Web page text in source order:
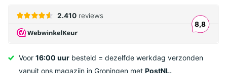
Voor 16:00 uur besteld = dezelfde werkdag verzonden
vanuit ons magazijn in Groningen met PostNL.